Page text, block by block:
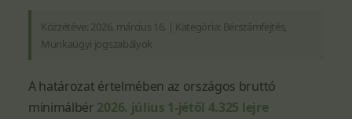
Közzétéve: 2026. március 16. | Kategória: Bérszámfejtés,
Munkaügyi jogszabályok
A határozat értelmében az országos bruttó
minimálbér 2026. július 1-jétől 4.325 lejre